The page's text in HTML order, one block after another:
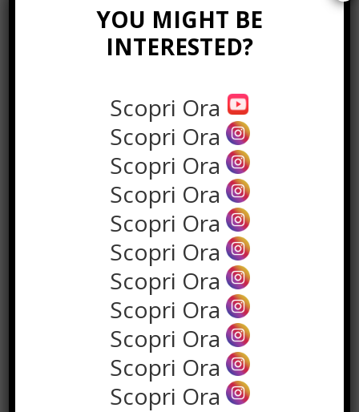
YOU MIGHT BE
INTERESTED?
Scopri Ora
Scopri Ora
Scopri Ora
Scopri Ora
Scopri Ora
Scopri Ora
Scopri Ora
Scopri Ora
Scopri Ora
Scopri Ora
Scopri Ora